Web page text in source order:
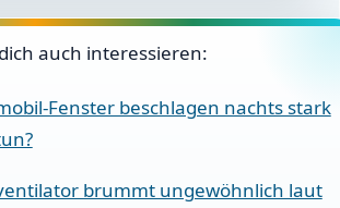
auch interessieren:
Fenster beschlagen nachts stark
brummt ungewöhnlich laut